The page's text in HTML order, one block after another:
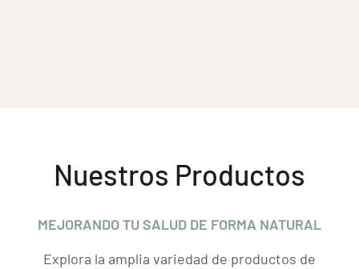
Nuestros Productos
MEJORANDO TU SALUD DE FORMA NATURAL
Explora la amplia variedad de productos de